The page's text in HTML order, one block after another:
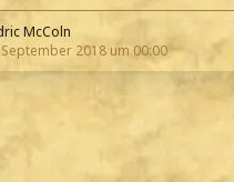
McColn
2018 um 00:00